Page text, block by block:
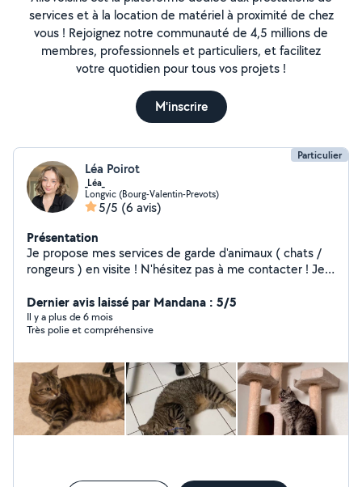
services et à la location de matériel à proximité de chez
vous ! Rejoignez notre communauté de 4,5 millions de
membres, professionnels et particuliers, et facilitez
votre quotidien pour tous vos projets !
M'inscrire
Particulier
Léa Poirot
_Léa_
Longvic (Bourg-Valentin-Prevots)
5/5 (6 avis)
Présentation
Je propose mes services de garde d'animaux ( chats /
rongeurs ) en visite ! N'hésitez pas à me contacter ! Je
depuis 7 ans et 2 lapins. Quartier Jaurès - Bourroche
mais possible de me déplacer en bus / tram
Dernier avis laissé par Mandana : 5/5
Il y a plus de 6 mois
Très polie et compréhensive